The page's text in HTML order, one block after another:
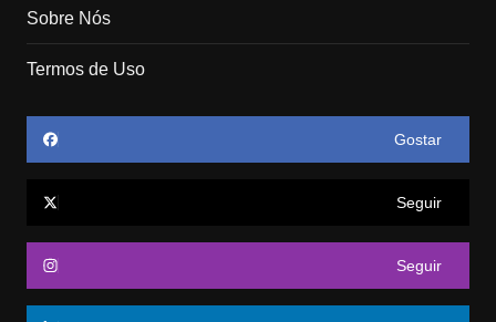
Sobre Nós
Termos de Uso
Gostar
Seguir
Seguir